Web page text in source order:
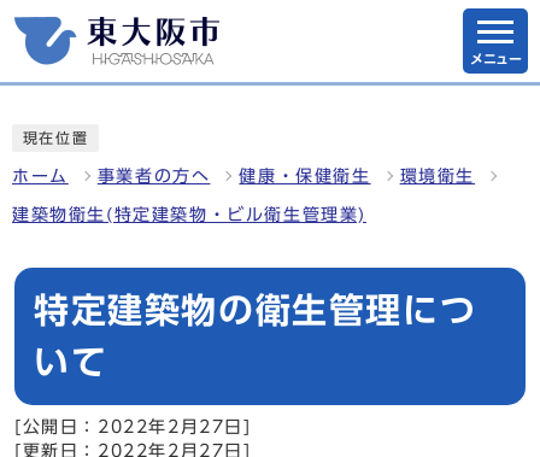
メニュー
現在位置
ホーム 事業者の方へ 健康・保健衛生 環境衛生
建築物衛生(特定建築物・ビル衛生管理業)
特定建築物の衛生管理につ
いて
[公開日：2022年2月27日]
[更新日：2022年2月27日]